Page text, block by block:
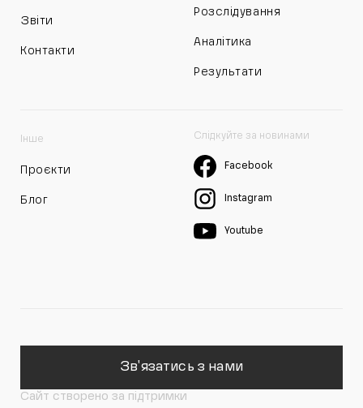
Звіти
Контакти
Розслідування
Аналітика
Результати
Інше
Проєкти
Блог
Слідкуйте за новинами
Facebook
Instagram
Youtube
Зв'язатись з нами
Сайт створено за підтримки